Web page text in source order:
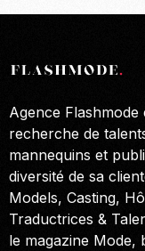
Agence
recherche de
mannequins et
diversité de sa
Models, Casting,
Traductrices &
le magazine Mode,